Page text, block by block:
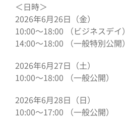
＜日時＞
2026年6月26日（金）
10:00〜18:00 （ビジネスデイ）
14:00〜18:00 （一般特別公開）
2026年6月27日（土）
10:00〜18:00 （一般公開）
2026年6月28日（日）
10:00〜17:00 （一般公開）